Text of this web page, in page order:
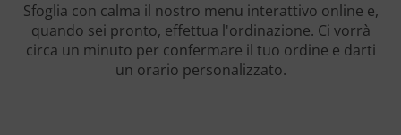
Sfoglia con calma il nostro menu interattivo online e,
quando sei pronto, effettua l'ordinazione. Ci vorrà
circa un minuto per confermare il tuo ordine e darti
un orario personalizzato.